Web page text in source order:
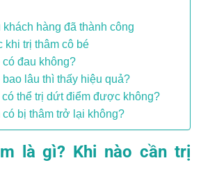
khách hàng đã thành công
khi trị thâm cô bé
có đau không?
bao lâu thì thấy hiệu quả?
có thể trị dứt điểm được không?
bị thâm trở lại không?
là gì? Khi nào cần trị